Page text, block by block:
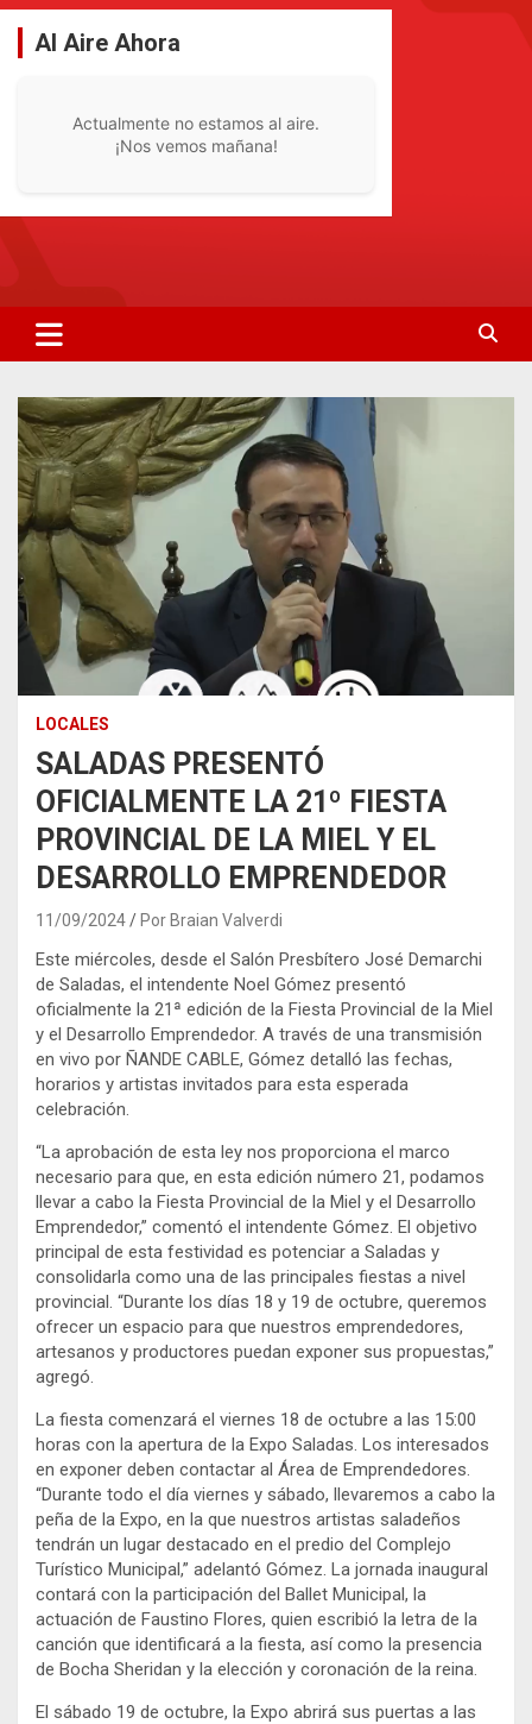
Saltar
contenido
Al Aire Ahora
Actualmente no estamos al aire.
¡Nos vemos mañana!
LOCALES
SALADAS PRESENTÓ
OFICIALMENTE LA 21º FIESTA
PROVINCIAL DE LA MIEL Y EL
DESARROLLO EMPRENDEDOR
11/09/2024 Por Braian Valverdi
Este miércoles, desde el Salón Presbítero José Demarchi
de Saladas, el intendente Noel Gómez presentó
oficialmente la 21ª edición de la Fiesta Provincial de la Miel
y el Desarrollo Emprendedor. A través de una transmisión
en vivo por ÑANDE CABLE, Gómez detalló las fechas,
horarios y artistas invitados para esta esperada
celebración.
“La aprobación de esta ley nos proporciona el marco
necesario para que, en esta edición número 21, podamos
llevar a cabo la Fiesta Provincial de la Miel y el Desarrollo
Emprendedor,” comentó el intendente Gómez. El objetivo
principal de esta festividad es potenciar a Saladas y
consolidarla como una de las principales fiestas a nivel
provincial. “Durante los días 18 y 19 de octubre, queremos
ofrecer un espacio para que nuestros emprendedores,
artesanos y productores puedan exponer sus propuestas,”
agregó.
La fiesta comenzará el viernes 18 de octubre a las 15:00
horas con la apertura de la Expo Saladas. Los interesados
en exponer deben contactar al Área de Emprendedores.
“Durante todo el día viernes y sábado, llevaremos a cabo la
peña de la Expo, en la que nuestros artistas saladeños
tendrán un lugar destacado en el predio del Complejo
Turístico Municipal,” adelantó Gómez. La jornada inaugural
contará con la participación del Ballet Municipal, la
actuación de Faustino Flores, quien escribió la letra de la
canción que identificará a la fiesta, así como la presencia
de Bocha Sheridan y la elección y coronación de la reina.
El sábado 19 de octubre, la Expo abrirá sus puertas a las